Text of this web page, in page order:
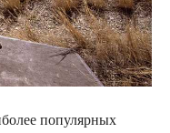
популярных